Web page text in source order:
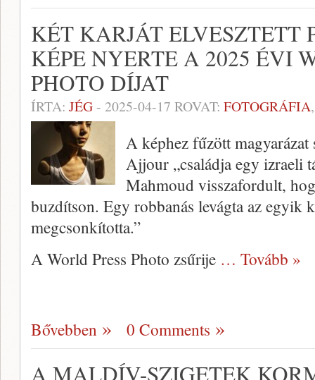
KÉT KARJÁT ELVESZTETT
KÉPE NYERTE A 2025 ÉVI
PHOTO DÍJAT
ÍRTA: JÉG- 2025-04-17 ROVAT: FOTOGRÁFIA
A képhez fűzött
Ajjour „családja egy izraeli
Mahmoud visszafordult,
buzdítson. Egy robbanás levágta az egyik
megcsonkította.”
A World Press Photo zsűrije … Tovább »
Bővebben 0 Comments
A MALDÍV-SZIGETEK